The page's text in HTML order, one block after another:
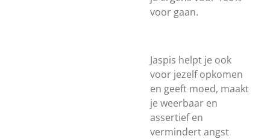
voor gaan.
Jaspis helpt je ook
voor jezelf opkomen
en geeft moed, maakt
je weerbaar en
assertief en
vermindert angst